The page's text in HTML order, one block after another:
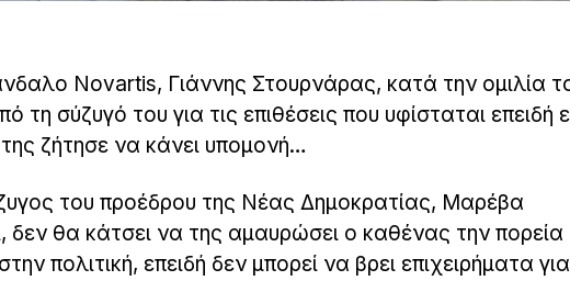
Novartis, Γιάννης Στουρνάρας, κατά την ομιλία
σύζυγό του για τις επιθέσεις που υφίσταται επειδή
ζήτησε να κάνει υπομονή…
του προέδρου της Νέας Δημοκρατίας, Μαρέβα
δεν θα κάτσει να της αμαυρώσει ο καθένας την πορεία
πολιτική, επειδή δεν μπορεί να βρει επιχειρήματα